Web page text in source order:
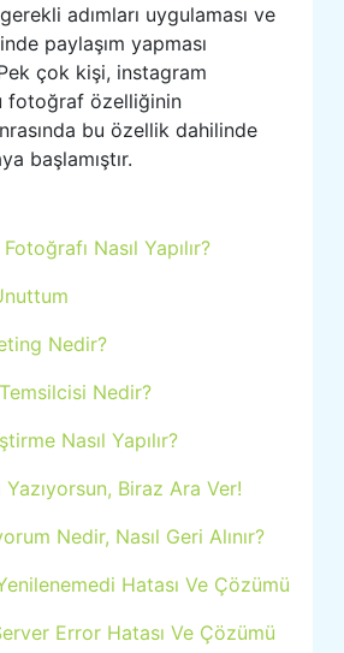
adımları uygulaması ve
paylaşım yapması
çok kişi, instagram
fotoğraf özelliğinin
bu özellik dahilinde
başlamıştır.
Nasıl Yapılır?
Nedir?
Nedir?
Nasıl Yapılır?
Biraz Ara Ver!
Nedir, Nasıl Geri Alınır?
Hatası Ve Çözümü
Error Hatası Ve Çözümü